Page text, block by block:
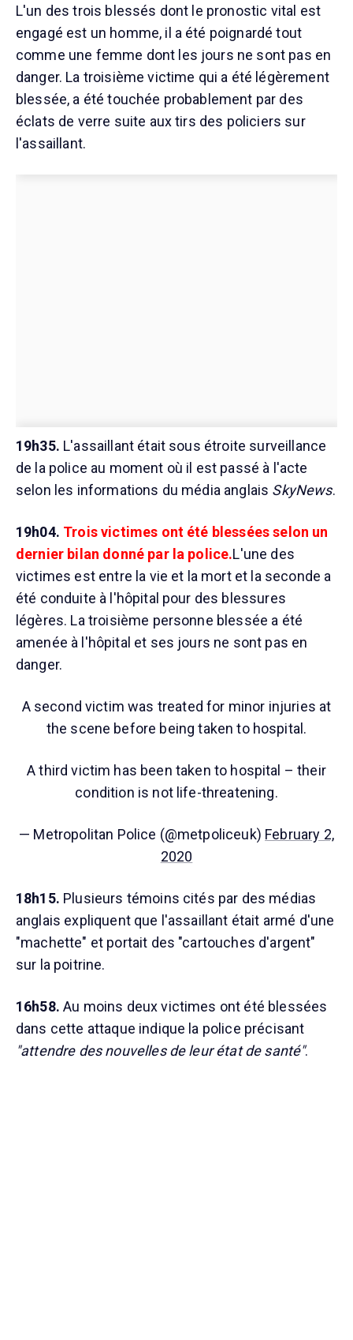
L'un des trois blessés dont le pronostic vital est
engagé est un homme, il a été poignardé tout
comme une femme dont les jours ne sont pas en
danger. La troisième victime qui a été légèrement
blessée, a été touchée probablement par des
éclats de verre suite aux tirs des policiers sur
l'assaillant.
19h35. L'assaillant était sous étroite surveillance
de la police au moment où il est passé à l'acte
selon les informations du média anglais SkyNews.
19h04. Trois victimes ont été blessées selon un
dernier bilan donné par la police.L'une des
victimes est entre la vie et la mort et la seconde a
été conduite à l'hôpital pour des blessures
légères. La troisième personne blessée a été
amenée à l'hôpital et ses jours ne sont pas en
danger.
A second victim was treated for minor injuries at
the scene before being taken to hospital.
A third victim has been taken to hospital – their
condition is not life-threatening.
— Metropolitan Police (@metpoliceuk) February 2,
2020
18h15. Plusieurs témoins cités par des médias
anglais expliquent que l'assaillant était armé d'une
"machette" et portait des "cartouches d'argent"
sur la poitrine.
16h58. Au moins deux victimes ont été blessées
dans cette attaque indique la police précisant
"attendre des nouvelles de leur état de santé".